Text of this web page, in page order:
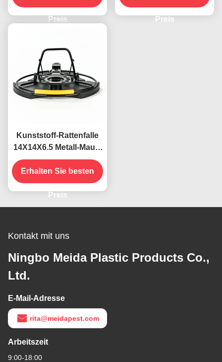
Mäuse Töten Mause
Schnappfalle
Preis
Schädlingsbekämpfung
Metallmäuse
Preis
Kunststoff-Rattenfalle
14X14X6.5 Metall-Maus-
Snap Catcher für eine
wirksame
Schädlingsbekämpfung
Lösung
Erhalten Sie besten
Preis
Kontakt mit uns
Ningbo Meida Plastic Products Co.,
Ltd.
E-Mail-Adresse
rita@meidapest.com
Arbeitszeit
9:00-18:00